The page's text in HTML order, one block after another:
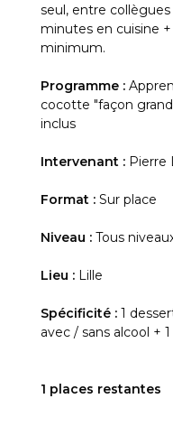
seul, entre
minutes en cuisine
minimum.
Programme :
cocotte "façon
inclus
Intervenant : Pierre
Format : Sur place
Niveau : Tous
Lieu : Lille
Spécificité : 1
avec / sans alcool +
1 places restantes